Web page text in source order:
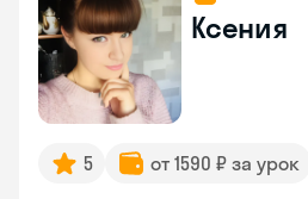
Ксения
5 от 1590 ₽ за урок